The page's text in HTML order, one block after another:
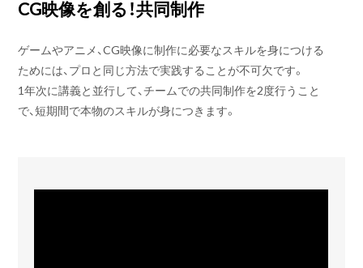
CG映像を創る！共同制作
ゲームやアニメ、CG映像に制作に必要なスキルを身につける
ためには、プロと同じ方法で実践することが不可欠です。
1年次に講義と並行して、チームでの共同制作を2度行うこと
で、短期間で本物のスキルが身につきます。